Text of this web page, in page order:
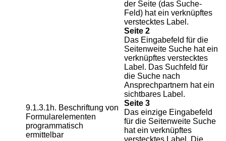
9.1.3.1h. Beschriftung von
Formularelementen
programmatisch
ermittelbar
der Seite (das Suche-
Feld) hat ein verknüpftes
verstecktes Label.
Seite 2
Das Eingabefeld für die
Seitenweite Suche hat ein
verknüpftes verstecktes
Label. Das Suchfeld für
die Suche nach
Ansprechpartnern hat ein
sichtbares Label.
Seite 3
Das einzige Eingabefeld
für die Seitenweite Suche
hat ein verknüpftes